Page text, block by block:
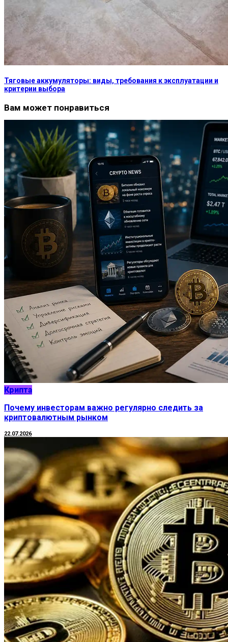
Тяговые аккумуляторы: виды, требования к эксплуатации и
критерии выбора
Вам может понравиться
Крипта
Почему инвесторам важно регулярно следить за
криптовалютным рынком
22.07.2026